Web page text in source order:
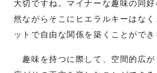
大切ですね。マイナーな趣味の同好
然ながらそこにヒエラルキーはなく
ットで自由な関係を築くことができ
趣味を持つに際して、空間的広が